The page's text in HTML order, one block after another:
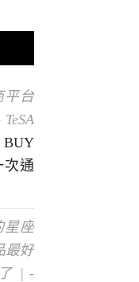
平台
BUY
次通
星座
最好
| -